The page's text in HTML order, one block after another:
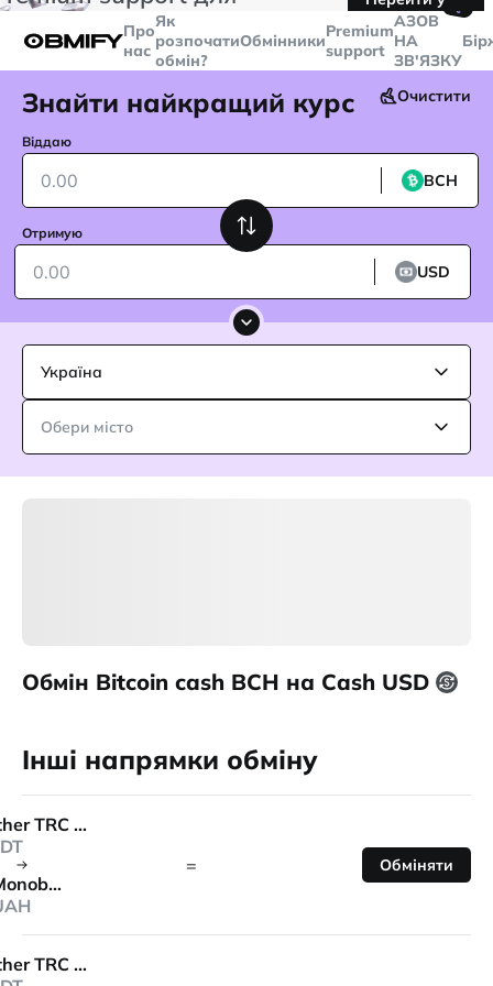
більше
Telegram
Про
нас
Як
розпочати
обмін?
ОбмінникиPremium
support
🤙
AЗОВ
НА
ЗВ'ЯЗКУ
Знайти найкращий курс Очистити
Віддаю
BCH
Отримую
USD
Україна
Обери місто
Обмін Bitcoin cash BCH на Cash USD
Інші напрямки обміну
Tether TRC 20
Monobank
= Обміняти
Tether TRC 20